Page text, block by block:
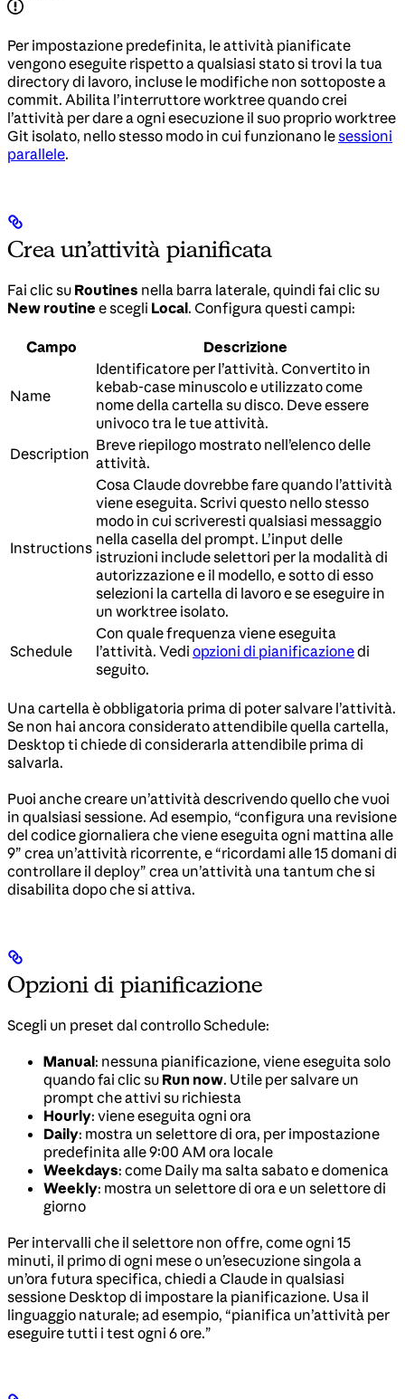
Per impostazione predefinita, le attività pianificate
vengono eseguite rispetto a qualsiasi stato si trovi la tua
directory di lavoro, incluse le modifiche non sottoposte a
commit. Abilita l’interruttore worktree quando crei
l’attività per dare a ogni esecuzione il suo proprio worktree
Git isolato, nello stesso modo in cui funzionano lesessioni
parallele.
Crea un’attività pianificata
Fai clic su Routines nella barra laterale, quindi fai clic su
New routine e scegli Local. Configura questi campi:
Campo Descrizione
Name
Identificatore per l’attività. Convertito in
kebab-case minuscolo e utilizzato come
nome della cartella su disco. Deve essere
univoco tra le tue attività.
Description Breve riepilogo mostrato nell’elenco delle
attività.
Instructions
Cosa Claude dovrebbe fare quando l’attività
viene eseguita. Scrivi questo nello stesso
modo in cui scriveresti qualsiasi messaggio
nella casella del prompt. L’input delle
istruzioni include selettori per la modalità di
autorizzazione e il modello, e sotto di esso
selezioni la cartella di lavoro e se eseguire in
un worktree isolato.
Schedule
Con quale frequenza viene eseguita
l’attività. Vedi opzioni di pianificazionedi
seguito.
Una cartella è obbligatoria prima di poter salvare l’attività.
Se non hai ancora considerato attendibile quella cartella,
Desktop ti chiede di considerarla attendibile prima di
salvarla.
Puoi anche creare un’attività descrivendo quello che vuoi
in qualsiasi sessione. Ad esempio, “configura una revisione
del codice giornaliera che viene eseguita ogni mattina alle
9” crea un’attività ricorrente, e “ricordami alle 15 domani di
controllare il deploy” crea un’attività una tantum che si
disabilita dopo che si attiva.
Opzioni di pianificazione
Scegli un preset dal controllo Schedule:
Manual: nessuna pianificazione, viene eseguita solo
quando fai clic su Run now. Utile per salvare un
prompt che attivi su richiesta
Hourly: viene eseguita ogni ora
Daily: mostra un selettore di ora, per impostazione
predefinita alle 9:00 AM ora locale
Weekdays: come Daily ma salta sabato e domenica
Weekly: mostra un selettore di ora e un selettore di
giorno
Per intervalli che il selettore non offre, come ogni 15
minuti, il primo di ogni mese o un’esecuzione singola a
un’ora futura specifica, chiedi a Claude in qualsiasi
sessione Desktop di impostare la pianificazione. Usa il
linguaggio naturale; ad esempio, “pianifica un’attività per
eseguire tutti i test ogni 6 ore.”